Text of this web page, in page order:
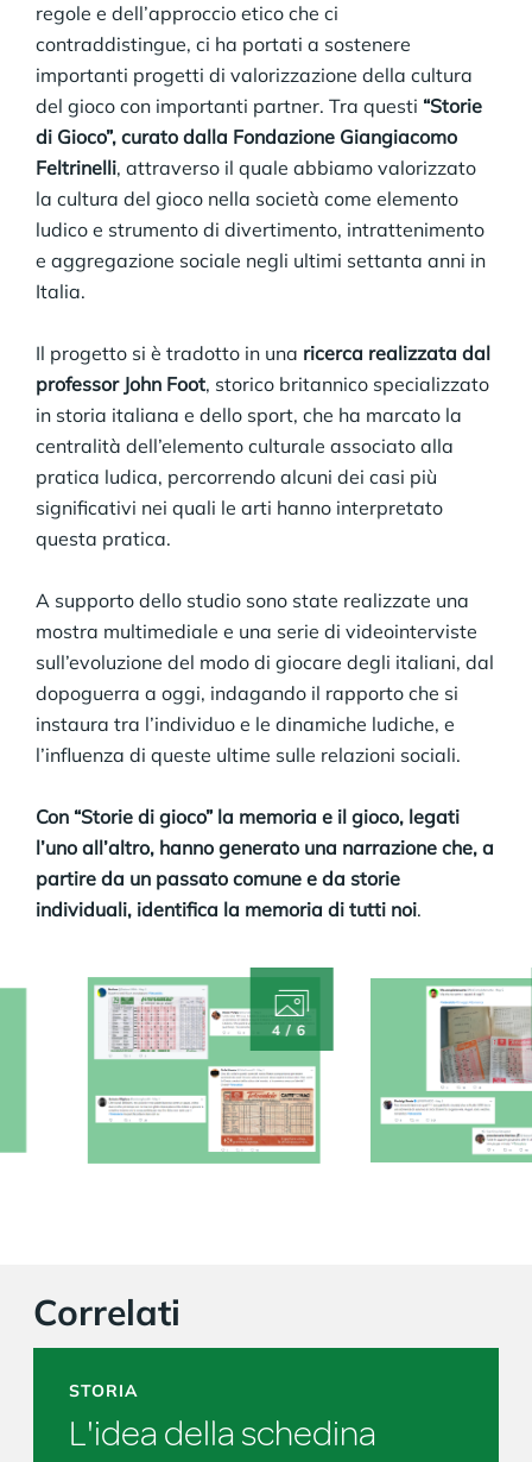
regole e dell’approccio etico che ci
contraddistingue, ci ha portati a sostenere
importanti progetti di valorizzazione della cultura
del gioco con importanti partner. Tra questi “Storie
di Gioco”, curato dalla Fondazione Giangiacomo
Feltrinelli, attraverso il quale abbiamo valorizzato
la cultura del gioco nella società come elemento
ludico e strumento di divertimento, intrattenimento
e aggregazione sociale negli ultimi settanta anni in
Italia.
Il progetto si è tradotto in una ricerca realizzata dal
professor John Foot, storico britannico specializzato
in storia italiana e dello sport, che ha marcato la
centralità dell’elemento culturale associato alla
pratica ludica, percorrendo alcuni dei casi più
significativi nei quali le arti hanno interpretato
questa pratica.
A supporto dello studio sono state realizzate una
mostra multimediale e una serie di videointerviste
sull’evoluzione del modo di giocare degli italiani, dal
dopoguerra a oggi, indagando il rapporto che si
instaura tra l’individuo e le dinamiche ludiche, e
l’influenza di queste ultime sulle relazioni sociali.
Con “Storie di gioco” la memoria e il gioco, legati
l’uno all’altro, hanno generato una narrazione che, a
partire da un passato comune e da storie
individuali, identifica la memoria di tutti noi.
Correlati
STORIA
L'idea della schedina